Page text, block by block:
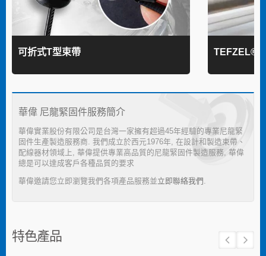
可折式T型束帶 TEFZEL®
華偉 尼龍緊固件服務簡介
華偉實業股份有限公司是台灣一家擁有超過45年經驗的專業尼龍緊
固件生產製造服務商. 我們成立於西元1976年, 在設計和製造束帶、
配線器材領域上, 華偉提供專業高品質的尼龍緊固件製造服務, 華偉
總是可以達成客戶各種品質的要求
華偉邀請您立即瀏覽我們各項產品服務並立即聯絡我們 .
特色產品